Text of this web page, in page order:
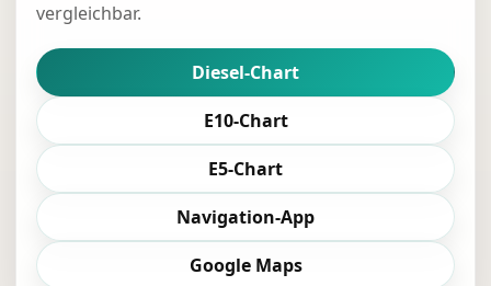
vergleichbar.
Diesel-Chart
E10-Chart
E5-Chart
Navigation-App
Google Maps